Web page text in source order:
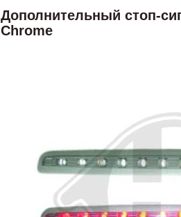
Дополнительный стоп-
Chrome